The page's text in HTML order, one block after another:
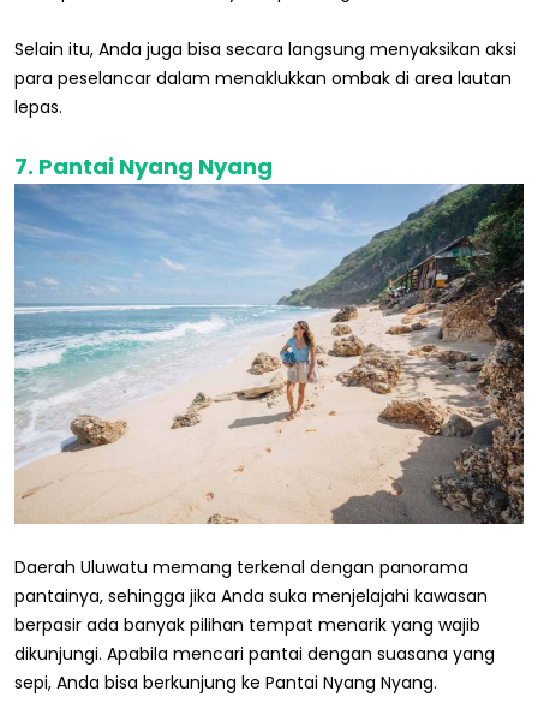
Selain itu, Anda juga bisa secara langsung menyaksikan aksi
para peselancar dalam menaklukkan ombak di area lautan
lepas.
7. Pantai Nyang Nyang
Daerah Uluwatu memang terkenal dengan panorama
pantainya, sehingga jika Anda suka menjelajahi kawasan
berpasir ada banyak pilihan tempat menarik yang wajib
dikunjungi. Apabila mencari pantai dengan suasana yang
sepi, Anda bisa berkunjung ke Pantai Nyang Nyang.